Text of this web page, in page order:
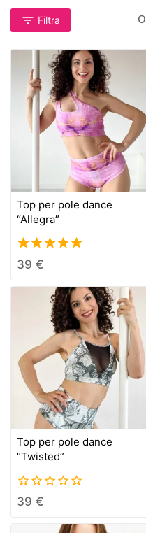
Filtra
Top per pole dance
“Allegra”
5.00
39 €
Top per pole dance
“Twisted”
0
39 €